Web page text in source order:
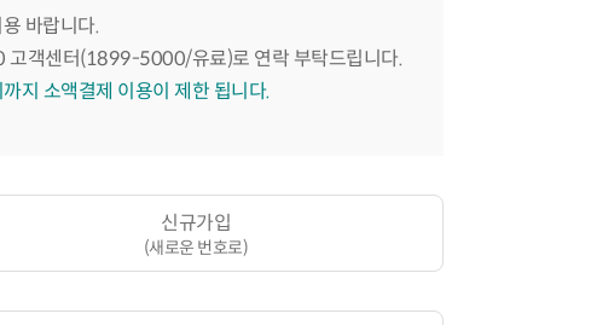
바랍니다.
고객센터(1899-5000/유료)로 연락 부탁드립니다.
지 소액결제 이용이 제한 됩니다.
신규가입
(새로운 번호로)